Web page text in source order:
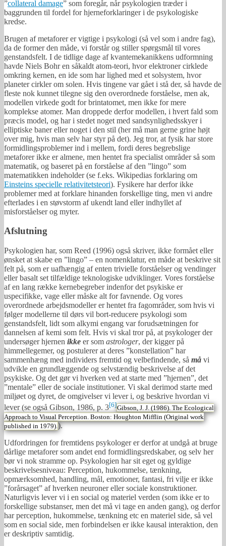
”collateral damage” som foregår, når psykologien træder i
baggrunden til fordel for hjerneforklaringer i de psykologiske
kredse.
Brugen af metaforer er vigtige i psykologi (så vel som i andre fag),
da de former den måde, vi forstår og stiller spørgsmål til vores
genstandsfelt. I de tidlige dage af kvantemekanikkens udformning
havde Niels Bohr en såkaldt atom-teori, hvor elektroner cirklede
omkring kernen, en ide som har lighed med et solsystem, hvor
planeter cirkler om solen. Hvis tingene var gået i stå der, så havde de
fleste nok kunnet tilegne sig den overordnede forståelse, men ak,
modellen virkede godt for brintatomet, men ikke for mere
komplekse atomer. Man droppede derfor modellen, i hvert fald som
præcis model, og har i stedet noget med sandsynlighedsskyer i
elliptiske baner eller noget i den stil (her må man gerne grine højt
over mig, hvis man selv har styr på det). Jeg tror, at fysik har store
formidlingsproblemer ind i mellem, fordi deres begrebslige
metaforer ikke er almene, men hentet fra specialist områder så som
matematik, og baseret på en forståelse af den ”lingo” som
matematikken indeholder (se f.eks. Wikipedias forklaring om
Einsteins specielle relativitetsteori). Fysikere har derfor ikke
problemer med at forklare hinanden forskellige ting, men vi andre
efterlades i en støvstorm af ukendt land eller indhyllet af
misforståelser og myter.
Afslutning
Psykologien har, som Reed (1996) også skriver, ikke formået eller
ønsket at skabe en ”lingo” – en nomenklatur, en måde at beskrive sit
felt på, som er uafhængig af enten trivielle forståelser og vendinger
eller basalt set tilfældige teknologiske udviklinger. Vores forståelse
af en lang række kernebegreber indenfor det psykiske er
uspecifikke, vage eller måske alt for favnende. Og vores
overordnede arbejdsmodeller er hentet fra fagområder, som hvis vi
følger modellerne til dørs vil bort-reducere psykologi som
genstandsfelt, lidt som alkymi engang var forudsætningen for
dannelsen af kemi som felt. Hvis vi skal tror på, at psykologer der
undersøger hjernen ikke er som astrologer, der kigger på
himmellegemer, og postulerer at deres ”konstellation” har
sammenhæng med individers fremtid og velbefindende, så må vi
udvikle en grundlæggende og selvstændig beskrivelse af det
psykiske. Og det gør vi hverken ved at starte med ”hjernen”, det
”mentale” eller de sociale institutioner. Vi skal derimod starte med
miljøet og dyret, de omgivelser vi lever i, og beskrive hvordan vi
lever (se også Gibson, 1986, p. 3[6]Gibson, J. J. (1986). The Ecological
Approach to Visual Perception. Boston: Houghton Mifflin (Original work
published in 1979).).
Udfordringen for fremtidens psykologer er derfor at undgå at bruge
dårlige metaforer som andet end formidlingsredskaber, og selv her
bør vi nok stramme op. Psykologien har sit eget og gyldige
beskrivelsesniveau: Perception, hukommelse, tænkning,
opmærksomhed, handling, mål, emotioner, fantasi, fri vilje er ikke
”forårsaget” af hverken neuroner eller sociale konstruktioner.
Naturligvis lever vi i en social og materiel verden (som ikke er to
forskellige substanser, men det må vi tage en anden gang), og derfor
har perception, hukommelse, tænkning etc en materiel side, så vel
som en social side, men forbindelsen er ikke kausal interaktion, den
er deskriptiv samtidig.